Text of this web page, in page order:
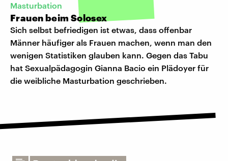
Masturbation
Frauen beim Solosex
Sich selbst befriedigen ist etwas, dass offenbar
Männer häufiger als Frauen machen, wenn man den
wenigen Statistiken glauben kann. Gegen das Tabu
hat Sexualpädagogin Gianna Bacio ein Plädoyer für
die weibliche Masturbation geschrieben.